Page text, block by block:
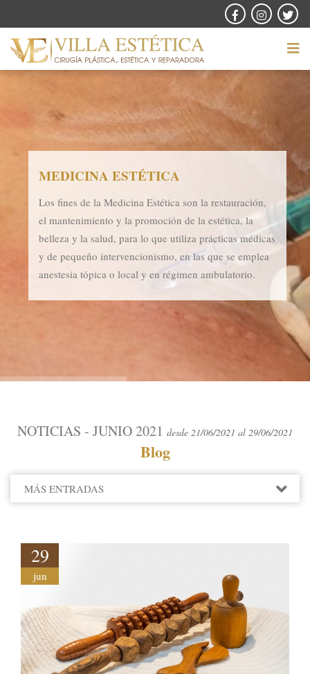
MEDICINA ESTÉTICA
Los fines de la Medicina Estética son la restauración,
el mantenimiento y la promoción de la estética, la
belleza y la salud, para lo que utiliza prácticas médicas
y de pequeño intervencionismo, en las que se emplea
anestesia tópica o local y en régimen ambulatorio.
NOTICIAS - JUNIO 2021 desde 21/06/2021 al 29/06/2021
Blog
MÁS ENTRADAS
DICIEMBRE
OCTUBRE
2020
2019
29
jun